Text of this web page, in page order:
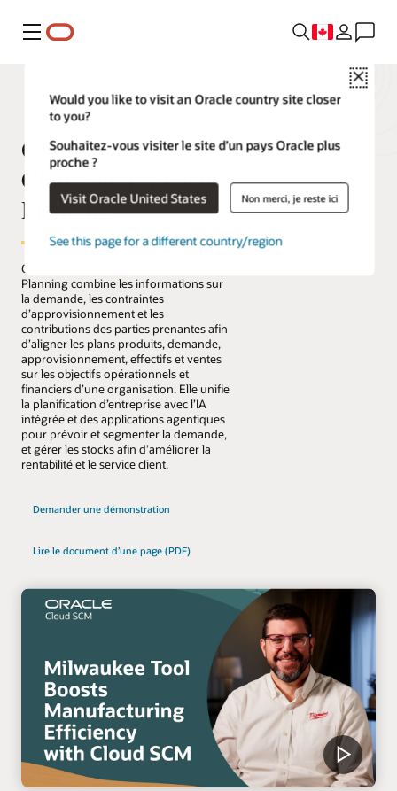
Menu
Close
Would you like to visit an Oracle country site closer
to you?
Souhaitez-vous visiter le site d’un pays Oracle plus
proche ?
Visit Oracle United States Non merci, je reste ici
See this page for a different country/region
Oracle Fusion
Cloud Supply Chain
Planning
Oracle Fusion Cloud Supply Chain
Planning combine les informations sur
la demande, les contraintes
d’approvisionnement et les
contributions des parties prenantes afin
d’aligner les plans produits, demande,
approvisionnement, effectifs et ventes
sur les objectifs opérationnels et
financiers d’une organisation. Elle unifie
la planification d’entreprise avec l’IA
intégrée et des applications agentiques
pour prévoir et segmenter la demande,
et gérer les stocks afin d’améliorer la
rentabilité et le service client.
Demander une démonstration
Lire le document d’une page (PDF)